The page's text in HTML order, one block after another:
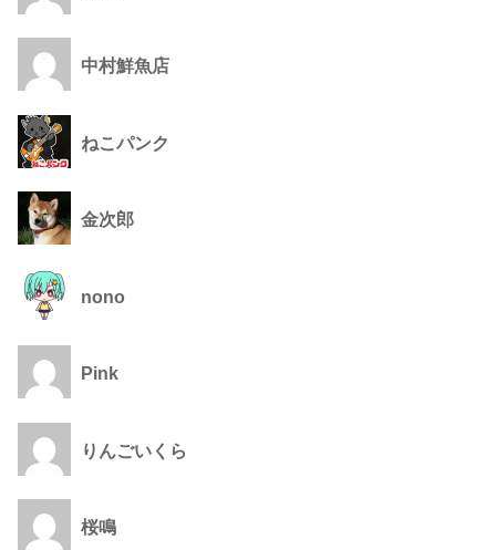
中村鮮魚店
ねこパンク
金次郎
nono
Pink
りんごいくら
桜鳴